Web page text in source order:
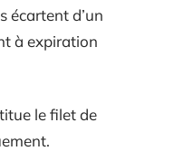
écartent d’un
à expiration
le filet de